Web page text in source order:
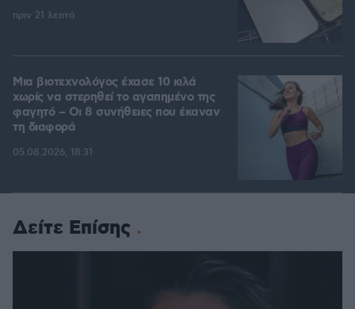
πριν 21 λεπτά
Μια βιοτεχνολόγος έχασε 10 κιλά
χωρίς να στερηθεί το αγαπημένο της
φαγητό – Οι 8 συνήθειες που έκαναν
τη διαφορά
05.08.2026, 18:31
Δείτε Επίσης